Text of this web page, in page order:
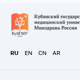
RU EN CN AR